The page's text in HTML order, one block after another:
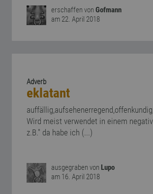
erschaffen vonGofmann
am 22. April 2018
Adverb
eklatant
Wird meist verwendet in einem
z.B." da habe ich (...)
ausgegraben von Lupo
am 16. April 2018